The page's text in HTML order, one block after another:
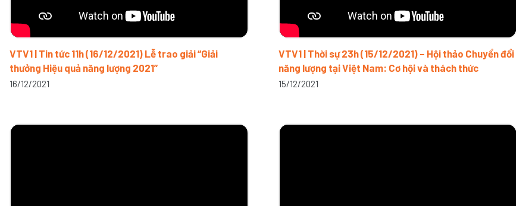
VTV1 | Tin tức 11h (16/12/2021) Lễ trao giải “Giải
thưởng Hiệu quả năng lượng 2021”
16/12/2021
VTV1 | Thời sự 23h (15/12/2021) – Hội thảo Chuyển đổi
năng lượng tại Việt Nam: Cơ hội và thách thức
15/12/2021